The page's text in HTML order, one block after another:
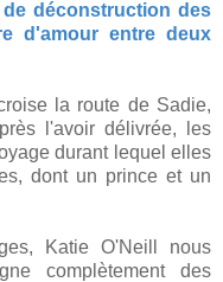
déconstruction des
d'amour entre deux
la route de Sadie,
l'avoir délivrée, les
durant lequel elles
dont un prince et un
Katie O'Neill nous
complètement des